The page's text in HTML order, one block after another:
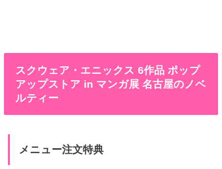
スクウェア・エニックス 6作品 ポップ
アップストア in マンガ展 名古屋のノベ
ルティー
メニュー注文特典